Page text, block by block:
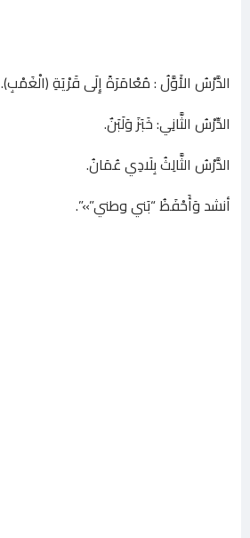
الدَّرْسُ الأَوَّلُ : مُعْامَرَةً إِلَى قَرْيَةِ (الْغَمْبِ).
الدِّرْسُ الثَّانِي: خَبَزَ وَلَبَنٌ.
الدَّرْسُ الثَّالِثُ بِلَادِي عُمَانُ.
أنشد وَأَحْفَظُ “بَني وطني”»”.